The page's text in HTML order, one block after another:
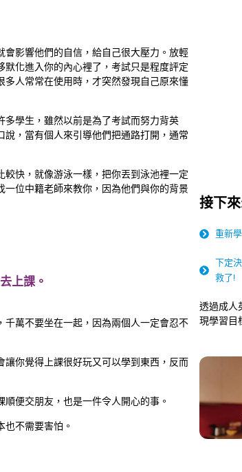
影響他們的自信，給自己很大壓力。放輕
化進入你的內心裡了，考試只是程度評定
人常常在使用時，才突然發現自己原來懂
學生，雖然以前是為了考試而努力背英
，當有個人來引導他們把通路打開，通常
快，就像游泳一樣，把你丟到泳池裡一定
位中籍老師來教你，因為他們與你的背景
上課。
萬不要坐在一起，因為兩個人一定會忍不
你覺得上課很好玩又可以學到東西，反而
便交朋友，也是一件令人開心的事。
不需要害怕。
接下
重新
下定
救了!
透過成人
現學習目